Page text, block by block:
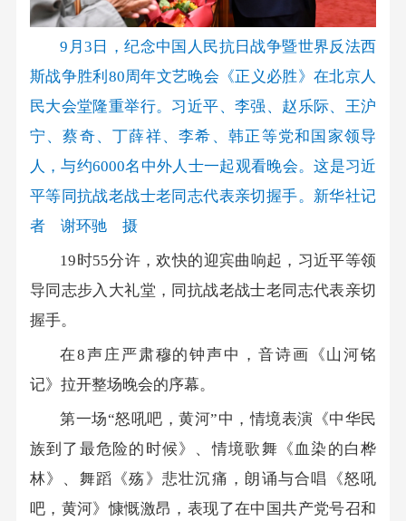
9月3日，纪念中国人民抗日战争暨世界反法西
斯战争胜利80周年文艺晚会《正义必胜》在北京人
民大会堂隆重举行。习近平、李强、赵乐际、王沪
宁、蔡奇、丁薛祥、李希、韩正等党和国家领导
人，与约6000名中外人士一起观看晚会。这是习近
平等同抗战老战士老同志代表亲切握手。新华社记
者 谢环驰 摄
19时55分许，欢快的迎宾曲响起，习近平等领
导同志步入大礼堂，同抗战老战士老同志代表亲切
握手。
在8声庄严肃穆的钟声中，音诗画《山河铭
记》拉开整场晚会的序幕。
第一场“怒吼吧，黄河”中，情境表演《中华民
族到了最危险的时候》、情境歌舞《血染的白桦
林》、舞蹈《殇》悲壮沉痛，朗诵与合唱《怒吼
吧，黄河》慷慨激昂，表现了在中国共产党号召和